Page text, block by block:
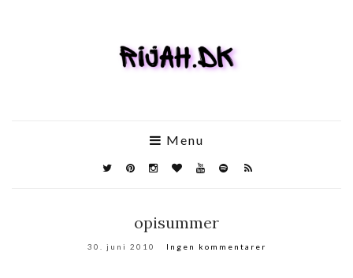
Menu
opisummer
30. juni 2010 Ingen kommentarer